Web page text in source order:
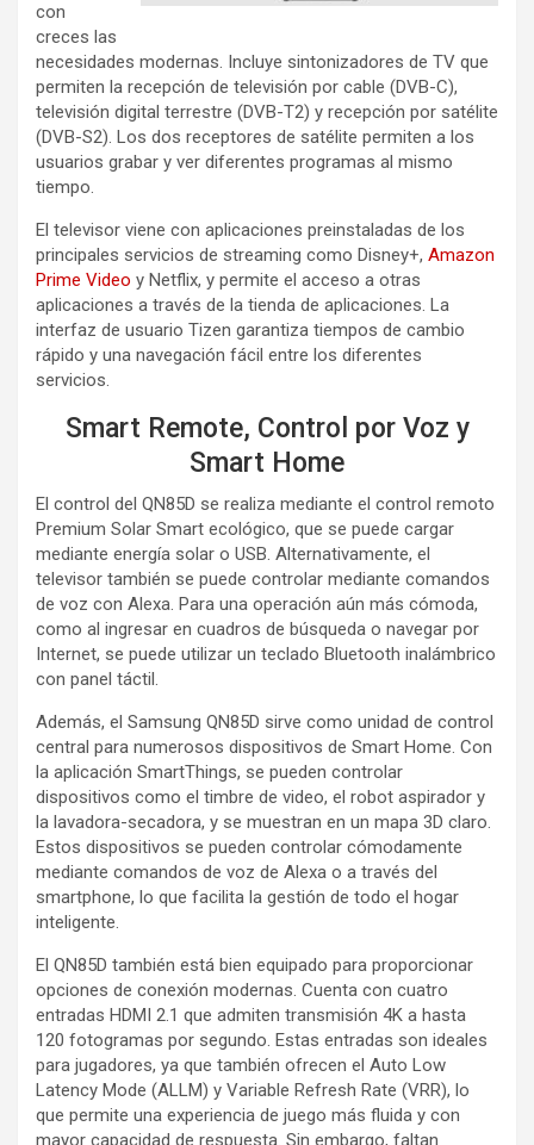
con
creces las
necesidades modernas. Incluye sintonizadores de TV que
permiten la recepción de televisión por cable (DVB-C),
televisión digital terrestre (DVB-T2) y recepción por satélite
(DVB-S2). Los dos receptores de satélite permiten a los
usuarios grabar y ver diferentes programas al mismo
tiempo.
El televisor viene con aplicaciones preinstaladas de los
principales servicios de streaming como Disney+, Amazon
Prime Video y Netflix, y permite el acceso a otras
aplicaciones a través de la tienda de aplicaciones. La
interfaz de usuario Tizen garantiza tiempos de cambio
rápido y una navegación fácil entre los diferentes
servicios.
Smart Remote, Control por Voz y
Smart Home
El control del QN85D se realiza mediante el control remoto
Premium Solar Smart ecológico, que se puede cargar
mediante energía solar o USB. Alternativamente, el
televisor también se puede controlar mediante comandos
de voz con Alexa. Para una operación aún más cómoda,
como al ingresar en cuadros de búsqueda o navegar por
Internet, se puede utilizar un teclado Bluetooth inalámbrico
con panel táctil.
Además, el Samsung QN85D sirve como unidad de control
central para numerosos dispositivos de Smart Home. Con
la aplicación SmartThings, se pueden controlar
dispositivos como el timbre de video, el robot aspirador y
la lavadora-secadora, y se muestran en un mapa 3D claro.
Estos dispositivos se pueden controlar cómodamente
mediante comandos de voz de Alexa o a través del
smartphone, lo que facilita la gestión de todo el hogar
inteligente.
El QN85D también está bien equipado para proporcionar
opciones de conexión modernas. Cuenta con cuatro
entradas HDMI 2.1 que admiten transmisión 4K a hasta
120 fotogramas por segundo. Estas entradas son ideales
para jugadores, ya que también ofrecen el Auto Low
Latency Mode (ALLM) y Variable Refresh Rate (VRR), lo
que permite una experiencia de juego más fluida y con
mayor capacidad de respuesta. Sin embargo, faltan